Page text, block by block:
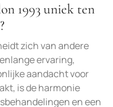
1993 uniek ten
zich van andere
ervaring,
aandacht voor
is de harmonie
en een